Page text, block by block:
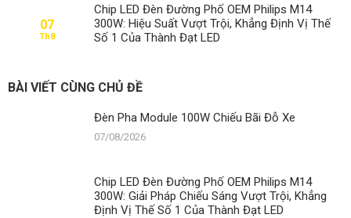
07
Th8
Chip LED Đèn Đường Phố OEM Philips M14
300W: Hiệu Suất Vượt Trội, Khẳng Định Vị Thế
Số 1 Của Thành Đạt LED
BÀI VIẾT CÙNG CHỦ ĐỀ
Đèn Pha Module 100W Chiếu Bãi Đỗ Xe
07/08/2026
Chip LED Đèn Đường Phố OEM Philips M14
300W: Giải Pháp Chiếu Sáng Vượt Trội, Khẳng
Định Vị Thế Số 1 Của Thành Đạt LED